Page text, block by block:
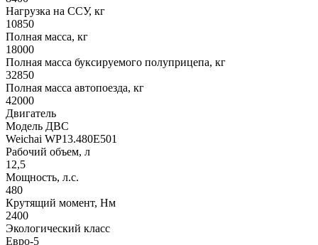
Нагрузка на ССУ, кг
10850
Полная масса, кг
18000
Полная масса буксируемого полуприцепа, кг
32850
Полная масса автопоезда, кг
42000
Двигатель
Модель ДВС
Weichai WP13.480E501
Рабочий объем, л
12,5
Мощность, л.с.
480
Крутящий момент, Нм
2400
Экологический класс
Евро-5